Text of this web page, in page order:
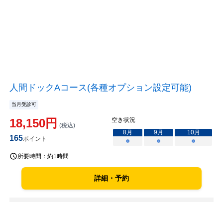
人間ドックAコース(各種オプション設定可能)
当月受診可
18,150円 (税込)
165ポイント
空き状況
8月 9月 10月
○
○ ○
所要時間： 約1時間
詳細・予約